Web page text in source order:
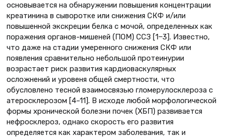
основывается на обнаружении повышения концентрации
креатинина в сыворотке или снижения СКФ и/или
повышенной экскреции белка с мочой, определенных как
поражения органов-мишеней (ПОМ) ССЗ [1‒3]. Известно,
что даже на стадии умеренного снижения СКФ или
появления сравнительно небольшой протеинурии
возрастает риск развития кардиоваскулярных
осложнений и уровеня общей смертности, что
обусловлено тесной взаимосвязью гломерулосклероза с
атеросклерозом [4–11]. В исходе любой морфологической
формы хронической болезни почек (ХБП) развивается
нефросклероз, однако скорость его развития
определяется как характером заболевания, так и